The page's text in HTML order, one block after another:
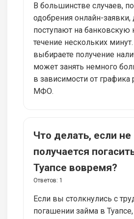
В большинстве случаев,
одобрения онлайн-заявки,
поступают на банковскую
течение нескольких
выбираете получение
может занять немного
в зависимости от
МФО.
Что делать, если не
получается
Туапсе вовремя?
Ответов: 1
Если вы столкнулись с
погашении займа в